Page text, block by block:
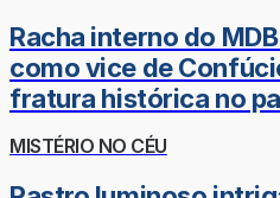
Racha interno do
como vice de
fratura histórica no
MISTÉRIO NO CÉU